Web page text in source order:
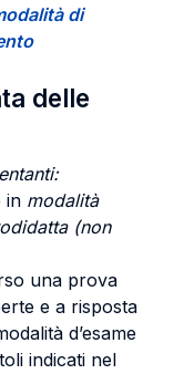
di
delle
in modalità
(non
una prova
e a risposta
d’esame
indicati nel